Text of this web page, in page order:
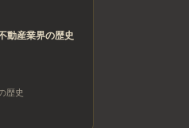
動産業界の歴史
歴史